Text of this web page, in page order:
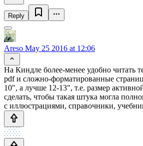
Reply
Areso May 25 2016 at 12:06
На Киндле более-менее удобно читать
pdf и сложно-форматированные
10", а лучше 12-13", т.е. размер
сделать, чтобы такая штука могла
с иллюстрациями, справочники,